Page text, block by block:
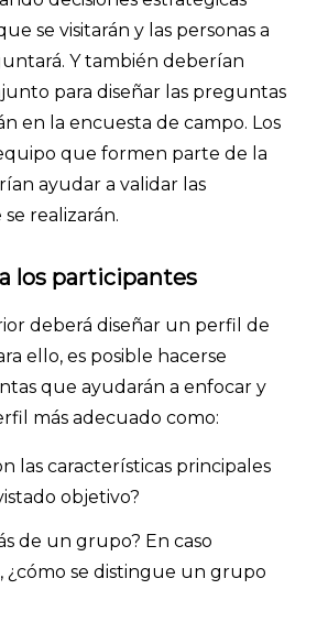
se visitarán y las personas a
Y también deberían
para diseñar las preguntas
en la encuesta de campo. Los
que formen parte de la
ayudar a validar las
realizarán.
los participantes
deberá diseñar un perfil de
ello, es posible hacerse
que ayudarán a enfocar y
más adecuado como:
las características principales
objetivo?
de un grupo? En caso
¿cómo se distingue un grupo